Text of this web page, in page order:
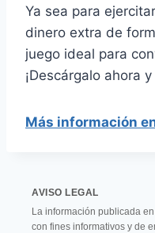
Ya sea para
dinero extra de
juego ideal para
¡Descárgalo ahora
Más información
AVISO LEGAL
La información publicada
con fines informativos y de